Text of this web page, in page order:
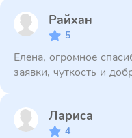
Райхан
5
Елена, огромное
заявки, чуткость и
Лариса
4